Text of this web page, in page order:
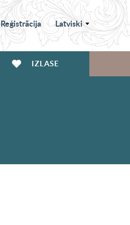
Reģistrācija Latviski
IZLASE